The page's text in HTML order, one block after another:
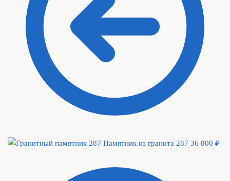
Памятник из гранита 287 36 800 ₽